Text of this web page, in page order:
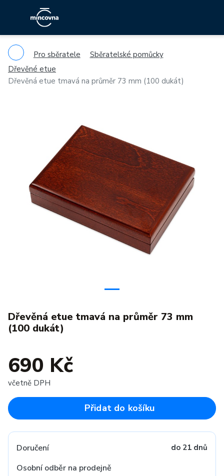
Pro sběratele
Sběratelské pomůcky
Dřevěné etue
Dřevěná etue tmavá na průměr 73 mm (100 dukát)
Previous
Dřevěná etue tmavá na průměr 73 mm
(100 dukát)
690 Kč
včetně DPH
Přidat do košíku
Doručení do 21 dnů
Osobní odběr na prodejně